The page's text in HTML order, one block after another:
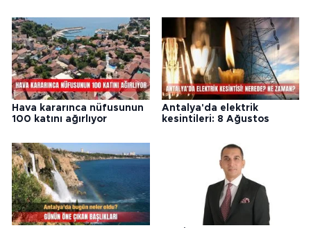
Hava kararınca nüfusunun
100 katını ağırlıyor
Antalya'da elektrik
kesintileri: 8 Ağustos